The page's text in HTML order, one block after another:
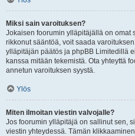
Miksi sain varoituksen?
Jokaisen foorumin ylläpitäjällä on omat
rikkonut sääntöä, voit saada
ylläpitäjän päätös ja phpBB Limitedillä
kanssa mitään tekemistä. Ota yhteyttä
annetun varoituksen syystä.
Ylös
Miten ilmoitan viestin valvojalle?
Jos foorumin ylläpitäjä on sallinut sen,
viestin yhteydessä. Tämän